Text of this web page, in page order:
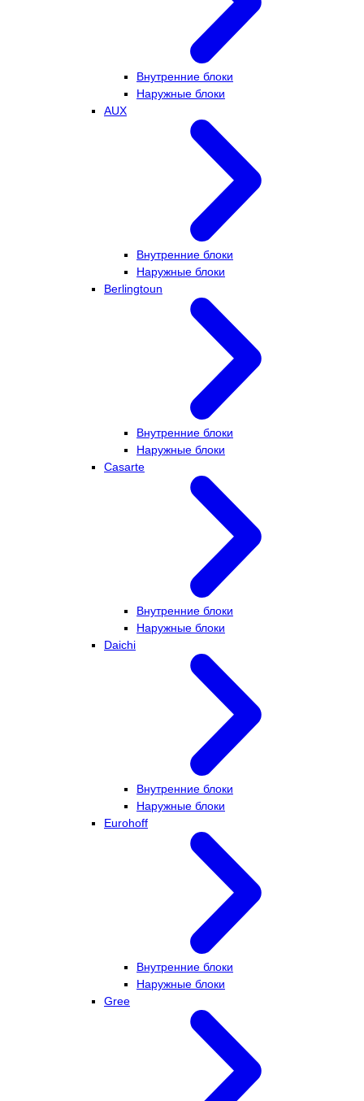
Внутренние блоки
Наружные блоки
AUX
Внутренние блоки
Наружные блоки
Berlingtoun
Внутренние блоки
Наружные блоки
Casarte
Внутренние блоки
Наружные блоки
Daichi
Внутренние блоки
Наружные блоки
Eurohoff
Внутренние блоки
Наружные блоки
Gree